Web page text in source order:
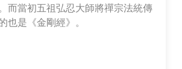
而當初五祖弘忍大師將禪宗法統傳
也是《金剛經》。